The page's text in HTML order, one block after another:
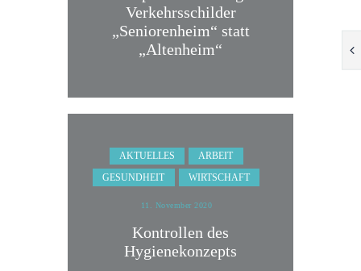
Verkehrsschilder
„Seniorenheim“ statt
„Altenheim“
AKTUELLES
ARBEIT
GESUNDHEIT
WIRTSCHAFT
11. November 2020
Kontrollen des
Hygienekonzepts